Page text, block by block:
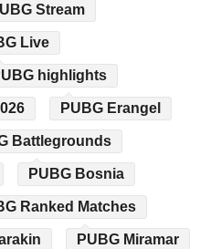
Stream
Live
highlights
PUBG Erangel
Battlegrounds
PUBG Bosnia
Ranked Matches
PUBG Miramar